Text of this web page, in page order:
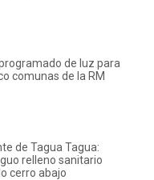
de luz para
comunas de la RM
de Tagua Tagua:
relleno sanitario
cerro abajo